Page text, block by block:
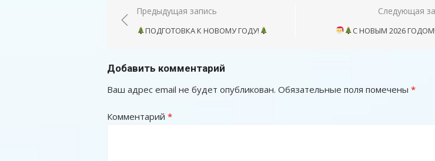
Навигация
по
Предыдущая запись
ПОДГОТОВКА К НОВОМУ ГОДУ!
Следующая
С НОВЫМ 2026 ГОДОМ!
Добавить комментарий
Ваш адрес email не будет опубликован. Обязательные поля помечены *
Комментарий *